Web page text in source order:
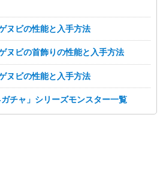
ヌビの性能と入手方法
ヌビの首飾りの性能と入手方法
ヌビの性能と入手方法
ガチャ」シリーズモンスター一覧